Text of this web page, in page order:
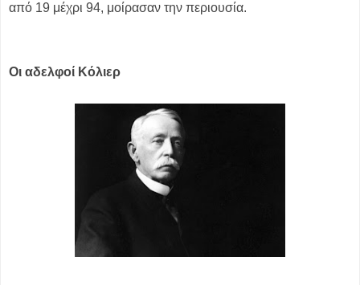
από 19 μέχρι 94, μοίρασαν την περιουσία.
Οι αδελφοί Κόλιερ